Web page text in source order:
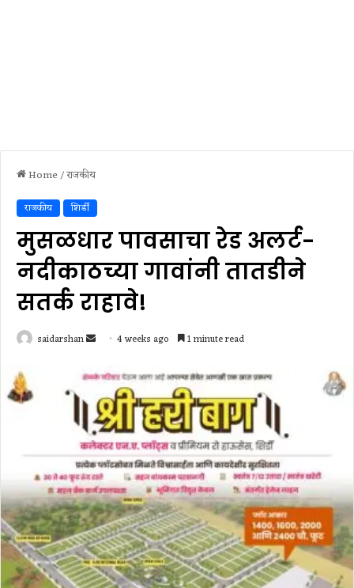
Home/राजकीय
राजकीय शिर्डी
मुसळधार पावसाचा रेड अलर्ट-
नदीकाठच्या गावांनी तातडीने
सतर्क राहावे!
saidarshan
Send
email
4 weeks ago 1 minute read